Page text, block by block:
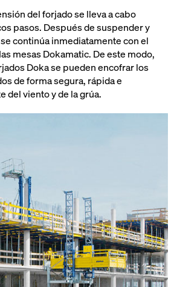
del forjado se lleva a cabo
pasos. Después de suspender y
continúa inmediatamente con el
mesas Dokamatic. De este modo,
Doka se pueden encofrar los
de forma segura, rápida e
del viento y de la grúa.